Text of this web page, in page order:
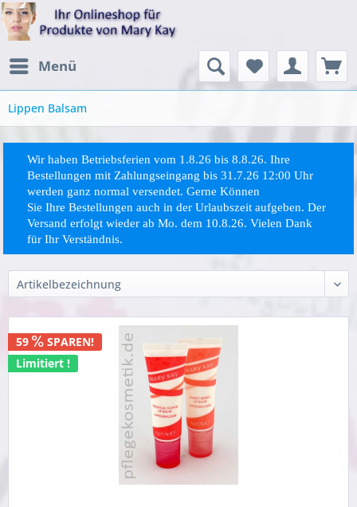
Menü
Lippen Balsam
Wir haben Betriebsferien vom 1.8.26 bis 8.8.26. Ihre
Bestellungen mit Zahlungseingang bis 31.7.26 12:00 Uhr
werden ganz normal versendet. Gerne Können
SieIhreBestellungen auch in der Urlaubszeit aufgeben. Der
Versand erfolgt wieder ab Mo. dem 10.8.26. Vielen Dank
für Ihr Verständnis.
59
SPAREN!
Limitiert !